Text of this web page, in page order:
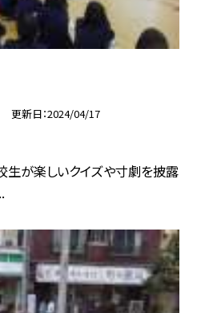
更新日 2024/04/17
生が楽しいクイズや寸劇を披露